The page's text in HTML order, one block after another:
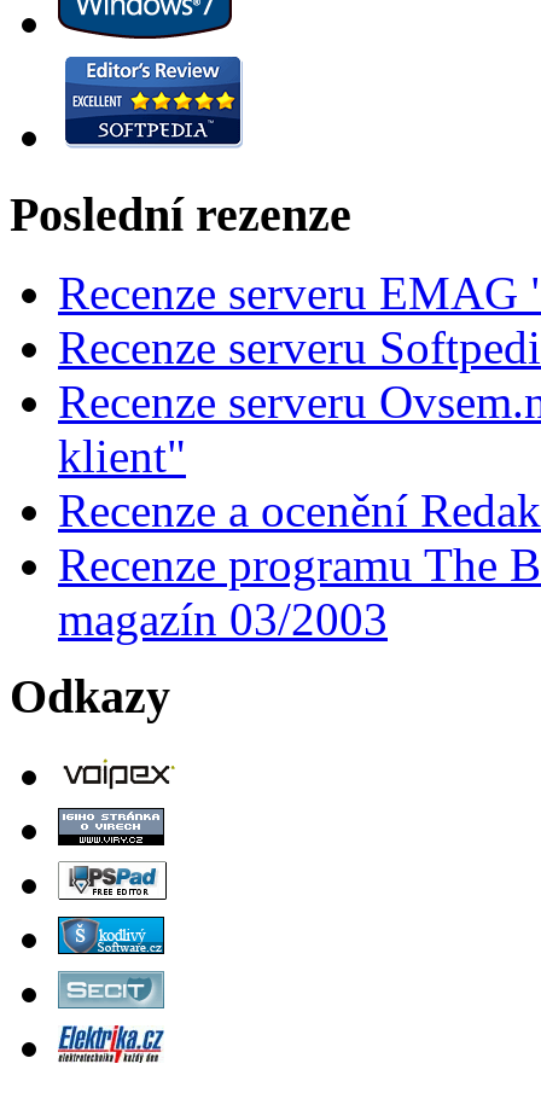
Poslední rezenze
Recenze serveru
Recenze serveru
Recenze serveru
klient"
Recenze a ocenění
Recenze programu The
magazín 03/2003
Odkazy